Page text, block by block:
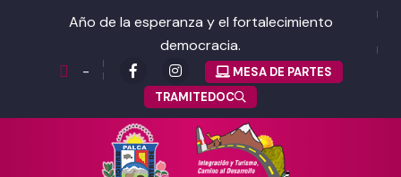
Año de la esperanza y el fortalecimiento
democracia.
-
MESA DE PARTES
TRAMITEDOC